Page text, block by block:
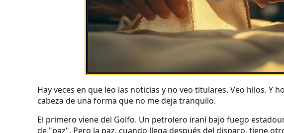
Hay veces en que leo las noticias y no veo titulares. Veo hilos. Y
cabeza de una forma que no me deja tranquilo.
El primero viene del Golfo. Un petrolero iraní bajo fuego
de "paz". Pero la paz, cuando llega después del disparo, tiene